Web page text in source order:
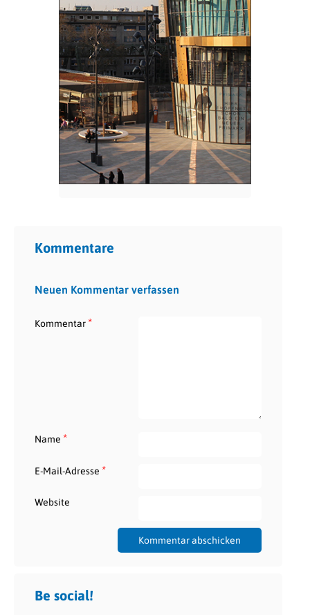
Kommentare
Neuen Kommentar verfassen
Kommentar*
Name *
E-Mail-Adresse *
Website
Be social!